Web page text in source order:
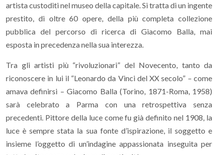
artista custoditi nel museo della capitale. Si tratta di un ingente
prestito, di oltre 60 opere, della più completa collezione
pubblica del percorso di ricerca di Giacomo Balla, mai
esposta in precedenza nella sua interezza.
Tra gli artisti più “rivoluzionari” del Novecento, tanto da
riconoscere in lui il “Leonardo da Vinci del XX secolo” – come
amava definirsi – Giacomo Balla (Torino, 1871-Roma, 1958)
sarà celebrato a Parma con una retrospettiva senza
precedenti. Pittore della luce come fu già definito nel 1908, la
luce è sempre stata la sua fonte d’ispirazione, il soggetto e
insieme l’oggetto di un’indagine appassionata inseguita per